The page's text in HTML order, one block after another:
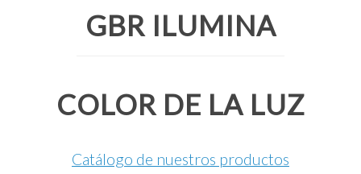
GBR ILUMINA
COLOR DE LA LUZ
Catálogo de nuestros productos